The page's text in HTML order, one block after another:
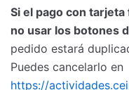
Si el pago con tarjeta
no usar los botones
pedido estará
Puedes cancelarlo en
https://